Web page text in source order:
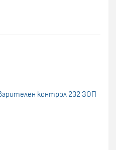
контрол 232 ЗОП